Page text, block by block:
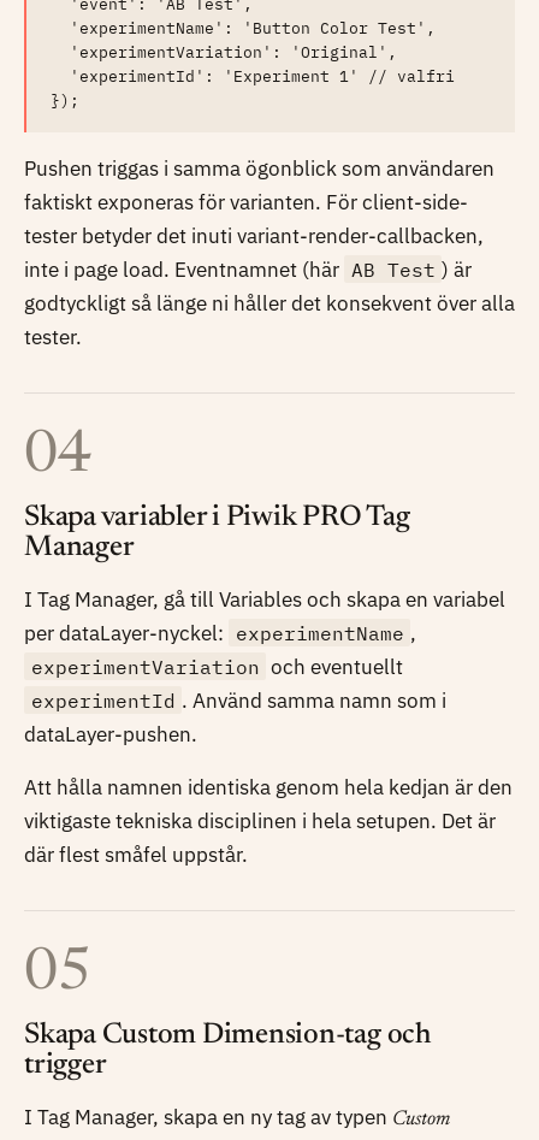
  'event': 'AB Test',
  'experimentName': 'Button Color Test',
  'experimentVariation': 'Original',
  'experimentId': 'Experiment 1' // valfri
});
Pushen triggas i samma ögonblick som användaren
faktiskt exponeras för varianten. För client-side-
tester betyder det inuti variant-render-callbacken,
inte i page load. Eventnamnet (här AB Test ) är
godtyckligt så länge ni håller det konsekvent över alla
tester.
04
Skapa variabler i Piwik PRO Tag
Manager
I Tag Manager, gå till Variables och skapa en variabel
per dataLayer-nyckel: experimentName ,
experimentVariation och eventuellt
experimentId . Använd samma namn som i
dataLayer-pushen.
Att hålla namnen identiska genom hela kedjan är den
viktigaste tekniska disciplinen i hela setupen. Det är
där flest småfel uppstår.
05
Skapa Custom Dimension-tag och
trigger
I Tag Manager, skapa en ny tag av typen Custom